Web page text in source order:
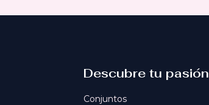
Descubre tu pasión
Conjuntos